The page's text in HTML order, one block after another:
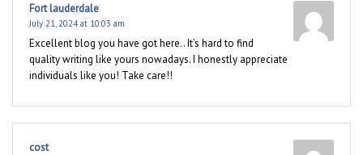
Fort lauderdale
July 21, 2024 at 10:03 am
Excellent blog you have got here.. It’s hard to find
quality writing like yours nowadays. I honestly appreciate
individuals like you! Take care!!
cost